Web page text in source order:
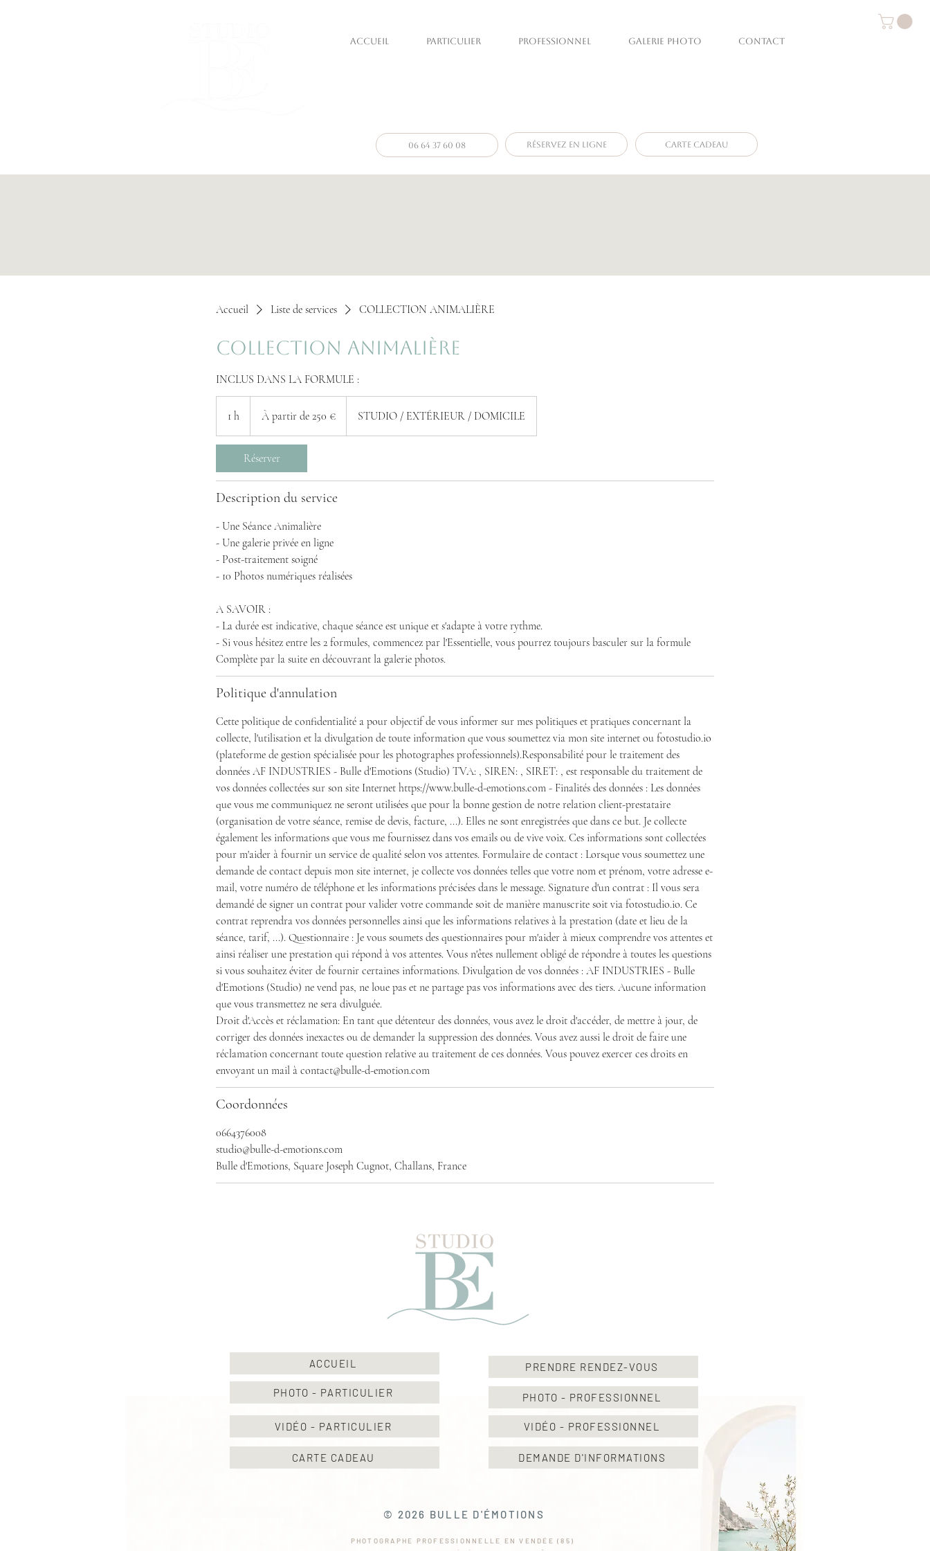
ACCUEIL PARTICULIER PROFESSIONNEL GALERIE PHOTO CONTACT
06 64 37 60 08 Réservez en ligne CARTE CADEAU
Accueil Liste de services COLLECTION ANIMALIÈRE
COLLECTION ANIMALIÈRE
INCLUS DANS LA FORMULE :
1 h À partir de 250 € STUDIO / EXTÉRIEUR / DOMICILE
Réserver
Description du service
- Une Séance Animalière
- Une galerie privée en ligne
- Post-traitement soigné
- 10 Photos numériques réalisées
A SAVOIR :
- La durée est indicative, chaque séance est unique et s'adapte à votre rythme.
- Si vous hésitez entre les 2 formules, commencez par l'Essentielle, vous pourrez toujours basculer sur la formule
Complète par la suite en découvrant la galerie photos.
Politique d'annulation
Cette politique de confidentialité a pour objectif de vous informer sur mes politiques et pratiques concernant la
collecte, l'utilisation et la divulgation de toute information que vous soumettez via mon site internet ou fotostudio.io
(plateforme de gestion spécialisée pour les photographes professionnels).Responsabilité pour le traitement des
données AF INDUSTRIES - Bulle d'Emotions (Studio) TVA: , SIREN: , SIRET: , est responsable du traitement de
vos données collectées sur son site Internet https://www.bulle-d-emotions.com - Finalités des données : Les données
que vous me communiquez ne seront utilisées que pour la bonne gestion de notre relation client-prestataire
(organisation de votre séance, remise de devis, facture, ...). Elles ne sont enregistrées que dans ce but. Je collecte
également les informations que vous me fournissez dans vos emails ou de vive voix. Ces informations sont collectées
pour m'aider à fournir un service de qualité selon vos attentes. Formulaire de contact : Lorsque vous soumettez une
demande de contact depuis mon site internet, je collecte vos données telles que votre nom et prénom, votre adresse e-
mail, votre numéro de téléphone et les informations précisées dans le message. Signature d'un contrat : Il vous sera
demandé de signer un contrat pour valider votre commande soit de manière manuscrite soit via fotostudio.io. Ce
contrat reprendra vos données personnelles ainsi que les informations relatives à la prestation (date et lieu de la
séance, tarif, ...). Questionnaire : Je vous soumets des questionnaires pour m'aider à mieux comprendre vos attentes et
ainsi réaliser une prestation qui répond à vos attentes. Vous n'êtes nullement obligé de répondre à toutes les questions
si vous souhaitez éviter de fournir certaines informations. Divulgation de vos données : AF INDUSTRIES - Bulle
d'Emotions (Studio) ne vend pas, ne loue pas et ne partage pas vos informations avec des tiers. Aucune information
que vous transmettez ne sera divulguée.
Droit d'Accès et réclamation: En tant que détenteur des données, vous avez le droit d'accéder, de mettre à jour, de
corriger des données inexactes ou de demander la suppression des données. Vous avez aussi le droit de faire une
réclamation concernant toute question relative au traitement de ces données. Vous pouvez exercer ces droits en
Coordonnées
0664376008
studio@bulle-d-emotions.com
Bulle d'Emotions, Square Joseph Cugnot, Challans, France
ACCUEIL PRENDRE RENDEZ-VOUS
PHOTO - PARTICULIER PHOTO - PROFESSIONNEL
VIDÉO - PARTICULIER VIDÉO - PROFESSIONNEL
CARTE CADEAU DEMANDE D'INFORMATIONS
© 2026 BULLE D'ÉMOTIONS
PHOTOGRAPHE PROFESSIONNELLE EN VENDÉE (85)